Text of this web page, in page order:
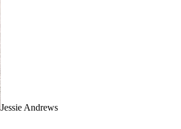
Jessie Andrews